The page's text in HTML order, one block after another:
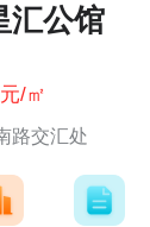
汇公馆
元/㎡
路交汇处